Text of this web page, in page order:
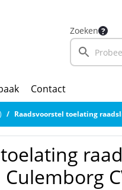
Zoeken
Contact
Raadsvoorstel toelating raadslid